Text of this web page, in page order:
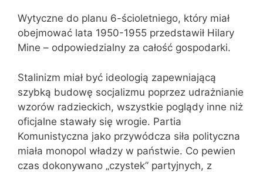
Wytyczne do planu 6-ścioletniego, który miał
obejmować lata 1950-1955 przedstawił Hilary
Mine – odpowiedzialny za całość gospodarki.
Stalinizm miał być ideologią zapewniającą
szybką budowę socjalizmu poprzez udrażnianie
wzorów radzieckich, wszystkie poglądy inne niż
oficjalne stawały się wrogie. Partia
Komunistyczna jako przywódcza siła polityczna
miała monopol władzy w państwie. Co pewien
czas dokonywano „czystek” partyjnych, z